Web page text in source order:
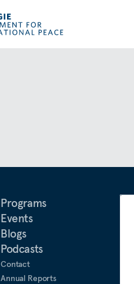
Programs
Events
Blogs
Podcasts
Contact
Annual Reports